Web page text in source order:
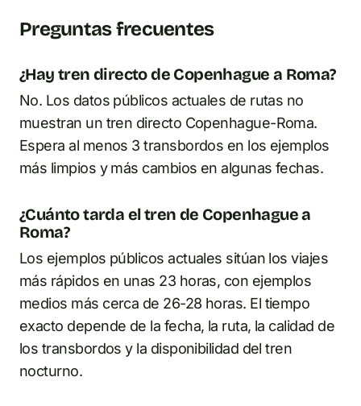
Preguntas frecuentes
¿Hay tren directo de Copenhague a Roma?
No. Los datos públicos actuales de rutas no
muestran un tren directo Copenhague-Roma.
Espera al menos 3 transbordos en los ejemplos
más limpios y más cambios en algunas fechas.
¿Cuánto tarda el tren de Copenhague a
Roma?
Los ejemplos públicos actuales sitúan los viajes
más rápidos en unas 23 horas, con ejemplos
medios más cerca de 26-28 horas. El tiempo
exacto depende de la fecha, la ruta, la calidad de
los transbordos y la disponibilidad del tren
nocturno.